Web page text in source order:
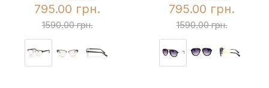
795.00 грн.
1590.00 грн.
795.00 грн.
1590.00 грн.